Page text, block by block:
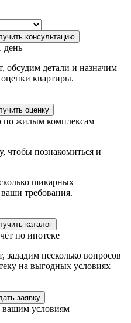
консультацию
день
обсудим детали и назначим
квартиры.
оценку
по жилым комплексам
чтобы познакомиться и
шикарных
требования.
каталог
по ипотеке
несколько вопросов
на выгодных условиях
заявку
вашим условиям